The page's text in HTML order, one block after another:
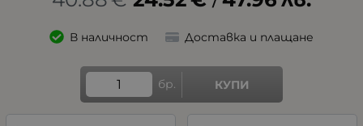
В наличност Доставка и плащане
бр. КУПИ